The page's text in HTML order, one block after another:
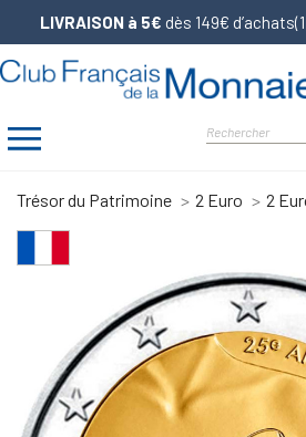
LIVRAISON à 5€ dès 149€
Trésor du Patrimoine 2 Euro 2